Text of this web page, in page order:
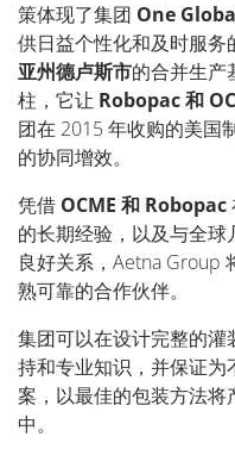
策体现了集团 One
供日益个性化和及时服
亚州德卢斯市的合并生产
柱，它让 Robopac和
团在 2015 年收购的美国
的协同增效。
凭借 OCME 和 Robopac
的长期经验，以及与全
良好关系， Aetna Group
熟可靠的合作伙伴。
集团可以在设计完整的
持和专业知识，并保证
案，以最佳的包装方法
中。